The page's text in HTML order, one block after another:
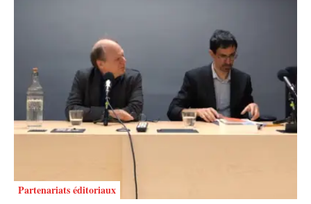
Partenariats éditoriaux